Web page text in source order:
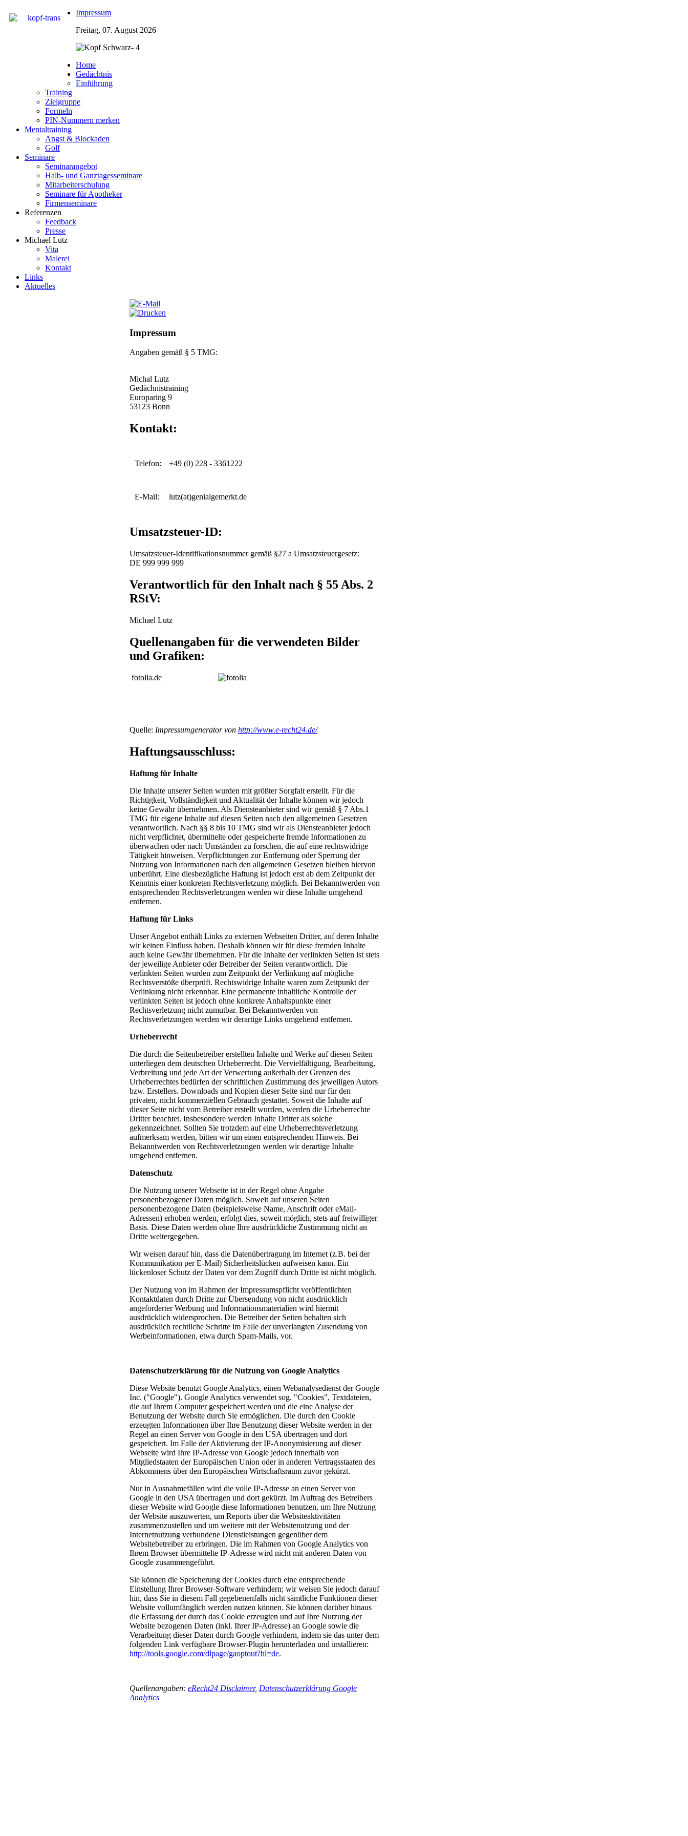
Impressum
Freitag, 07. August 2026
Home
Gedächtnis
Einführung
Training
Zielgruppe
Formeln
PIN-Nummern merken
Mentaltraining
Angst & Blockaden
Golf
Seminare
Seminarangebot
Halb- und Ganztagesseminare
Mitarbeiterschulung
Seminare für Apotheker
Firmenseminare
Referenzen
Feedback
Presse
Michael Lutz
Vita
Malerei
Kontakt
Links
Aktuelles
Impressum
Angaben gemäß § 5 TMG:
Michal Lutz
Gedächnistraining
Europaring 9
53123 Bonn
Kontakt:
Telefon: +49 (0) 228 - 3361222
E-Mail: lutz(at)genialgemerkt.de
Umsatzsteuer-ID:
Umsatzsteuer-Identifikationsnummer gemäß §27 a Umsatzsteuergesetz:
DE 999 999 999
Verantwortlich für den Inhalt nach § 55 Abs. 2
RStV:
Michael Lutz
Quellenangaben für die verwendeten Bilder
und Grafiken:
fotolia.de
Quelle: Impressumgenerator von http://www.e-recht24.de/
Haftungsausschluss:
Haftung für Inhalte
Die Inhalte unserer Seiten wurden mit größter Sorgfalt erstellt. Für die
Richtigkeit, Vollständigkeit und Aktualität der Inhalte können wir jedoch
keine Gewähr übernehmen. Als Diensteanbieter sind wir gemäß § 7 Abs.1
TMG für eigene Inhalte auf diesen Seiten nach den allgemeinen Gesetzen
verantwortlich. Nach §§ 8 bis 10 TMG sind wir als Diensteanbieter jedoch
nicht verpflichtet, übermittelte oder gespeicherte fremde Informationen zu
überwachen oder nach Umständen zu forschen, die auf eine rechtswidrige
Tätigkeit hinweisen. Verpflichtungen zur Entfernung oder Sperrung der
Nutzung von Informationen nach den allgemeinen Gesetzen bleiben hiervon
unberührt. Eine diesbezügliche Haftung ist jedoch erst ab dem Zeitpunkt der
Kenntnis einer konkreten Rechtsverletzung möglich. Bei Bekanntwerden von
entsprechenden Rechtsverletzungen werden wir diese Inhalte umgehend
entfernen.
Haftung für Links
Unser Angebot enthält Links zu externen Webseiten Dritter, auf deren Inhalte
wir keinen Einfluss haben. Deshalb können wir für diese fremden Inhalte
auch keine Gewähr übernehmen. Für die Inhalte der verlinkten Seiten ist stets
der jeweilige Anbieter oder Betreiber der Seiten verantwortlich. Die
verlinkten Seiten wurden zum Zeitpunkt der Verlinkung auf mögliche
Rechtsverstöße überprüft. Rechtswidrige Inhalte waren zum Zeitpunkt der
Verlinkung nicht erkennbar. Eine permanente inhaltliche Kontrolle der
verlinkten Seiten ist jedoch ohne konkrete Anhaltspunkte einer
Rechtsverletzung nicht zumutbar. Bei Bekanntwerden von
Rechtsverletzungen werden wir derartige Links umgehend entfernen.
Urheberrecht
Die durch die Seitenbetreiber erstellten Inhalte und Werke auf diesen Seiten
unterliegen dem deutschen Urheberrecht. Die Vervielfältigung, Bearbeitung,
Verbreitung und jede Art der Verwertung außerhalb der Grenzen des
Urheberrechtes bedürfen der schriftlichen Zustimmung des jeweiligen Autors
bzw. Erstellers. Downloads und Kopien dieser Seite sind nur für den
privaten, nicht kommerziellen Gebrauch gestattet. Soweit die Inhalte auf
dieser Seite nicht vom Betreiber erstellt wurden, werden die Urheberrechte
Dritter beachtet. Insbesondere werden Inhalte Dritter als solche
gekennzeichnet. Sollten Sie trotzdem auf eine Urheberrechtsverletzung
aufmerksam werden, bitten wir um einen entsprechenden Hinweis. Bei
Bekanntwerden von Rechtsverletzungen werden wir derartige Inhalte
umgehend entfernen.
Datenschutz
Die Nutzung unserer Webseite ist in der Regel ohne Angabe
personenbezogener Daten möglich. Soweit auf unseren Seiten
personenbezogene Daten (beispielsweise Name, Anschrift oder eMail-
Adressen) erhoben werden, erfolgt dies, soweit möglich, stets auf freiwilliger
Basis. Diese Daten werden ohne Ihre ausdrückliche Zustimmung nicht an
Dritte weitergegeben.
Wir weisen darauf hin, dass die Datenübertragung im Internet (z.B. bei der
Kommunikation per E-Mail) Sicherheitslücken aufweisen kann. Ein
lückenloser Schutz der Daten vor dem Zugriff durch Dritte ist nicht möglich.
Der Nutzung von im Rahmen der Impressumspflicht veröffentlichten
Kontaktdaten durch Dritte zur Übersendung von nicht ausdrücklich
angeforderter Werbung und Informationsmaterialien wird hiermit
ausdrücklich widersprochen. Die Betreiber der Seiten behalten sich
ausdrücklich rechtliche Schritte im Falle der unverlangten Zusendung von
Werbeinformationen, etwa durch Spam-Mails, vor.
Datenschutzerklärung für die Nutzung von Google Analytics
Diese Website benutzt Google Analytics, einen Webanalysedienst der Google
Inc. ("Google"). Google Analytics verwendet sog. "Cookies", Textdateien,
die auf Ihrem Computer gespeichert werden und die eine Analyse der
Benutzung der Website durch Sie ermöglichen. Die durch den Cookie
erzeugten Informationen über Ihre Benutzung dieser Website werden in der
Regel an einen Server von Google in den USA übertragen und dort
gespeichert. Im Falle der Aktivierung der IP-Anonymisierung auf dieser
Webseite wird Ihre IP-Adresse von Google jedoch innerhalb von
Mitgliedstaaten der Europäischen Union oder in anderen Vertragsstaaten des
Abkommens über den Europäischen Wirtschaftsraum zuvor gekürzt.
Nur in Ausnahmefällen wird die volle IP-Adresse an einen Server von
Google in den USA übertragen und dort gekürzt. Im Auftrag des Betreibers
dieser Website wird Google diese Informationen benutzen, um Ihre Nutzung
der Website auszuwerten, um Reports über die Websiteaktivitäten
zusammenzustellen und um weitere mit der Websitenutzung und der
Internetnutzung verbundene Dienstleistungen gegenüber dem
Websitebetreiber zu erbringen. Die im Rahmen von Google Analytics von
Ihrem Browser übermittelte IP-Adresse wird nicht mit anderen Daten von
Google zusammengeführt.
Sie können die Speicherung der Cookies durch eine entsprechende
Einstellung Ihrer Browser-Software verhindern; wir weisen Sie jedoch darauf
hin, dass Sie in diesem Fall gegebenenfalls nicht sämtliche Funktionen dieser
Website vollumfänglich werden nutzen können. Sie können darüber hinaus
die Erfassung der durch das Cookie erzeugten und auf Ihre Nutzung der
Website bezogenen Daten (inkl. Ihrer IP-Adresse) an Google sowie die
Verarbeitung dieser Daten durch Google verhindern, indem sie das unter dem
folgenden Link verfügbare Browser-Plugin herunterladen und installieren:
http://tools.google.com/dlpage/gaoptout?hl=de.
Quellenangaben: eRecht24 Disclaimer, Datenschutzerklärung Google
Analytics